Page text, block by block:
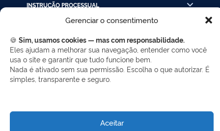
Gerenciar o consentimento
🍪 Sim, usamos cookies — mas com responsabilidade.
Eles ajudam a melhorar sua navegação, entender como você
usa o site e garantir que tudo funcione bem.
Nada é ativado sem sua permissão. Escolha o que autorizar. É
simples, transparente e seguro.
Aceitar
INSTRUÇÃO PROCESSUAL
REDES SOCIAIS
Facebook
Twitter
LinkedIn
Instagram